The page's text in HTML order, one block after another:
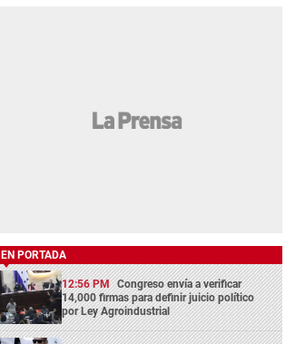
EN PORTADA
12:56 PM Congreso envía a verificar
14,000 firmas para definir juicio político
por Ley Agroindustrial